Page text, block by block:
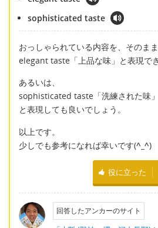
sophisticated taste
おっしゃられている内容を、そのま
elegant taste「上品な味」と表現で
あるいは、
sophisticated taste「洗練された味」
と表現しても良いでしょう。
以上です。
少しでも参考になれば幸いです(^_^)
役に立った
回答したアンカーのサイト